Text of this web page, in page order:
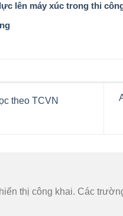
lên máy xúc trong thi
theo TCVN
thị công khai. Các